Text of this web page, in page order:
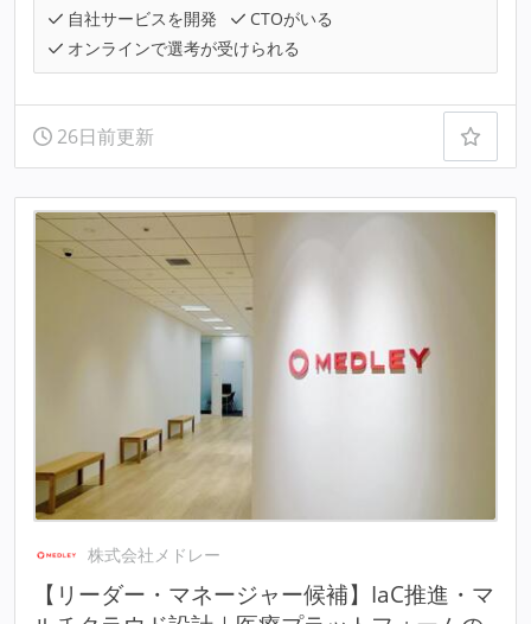
自社サービスを開発
CTOがいる
オンラインで選考が受けられる
26日前更新
株式会社メドレー
【リーダー・マネージャー候補】IaC推進・マ